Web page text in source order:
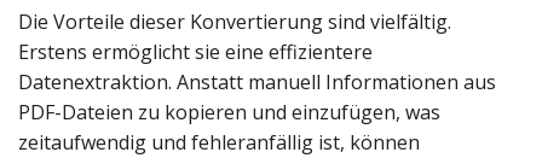
Die Vorteile dieser Konvertierung sind vielfältig.
Erstens ermöglicht sie eine effizientere
Datenextraktion. Anstatt manuell Informationen aus
PDF-Dateien zu kopieren und einzufügen, was
zeitaufwendig und fehleranfällig ist, können